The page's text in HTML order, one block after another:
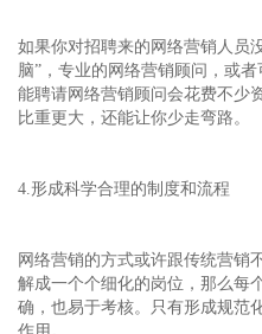
如果你对招聘来的网络营销人员
脑”，专业的网络营销顾问，或
能聘请网络营销顾问会花费不少
比重更大，还能让你少走弯路。
4.形成科学合理的制度和流程
网络营销的方式或许跟传统营销
解成一个个细化的岗位，那么每
确，也易于考核。只有形成规范